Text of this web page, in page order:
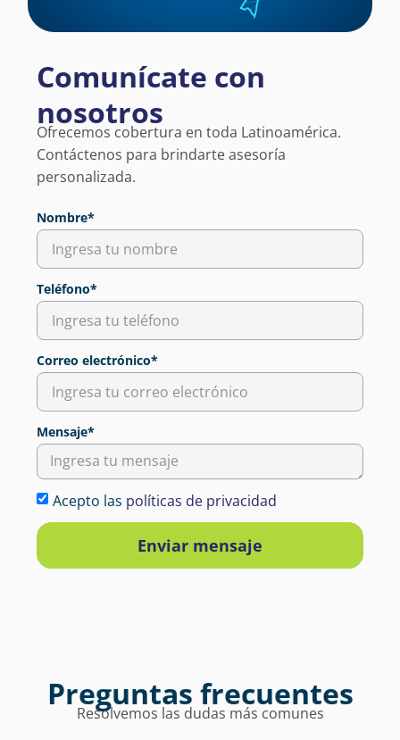
Comunícate con
nosotros
Ofrecemos cobertura en toda Latinoamérica.
Contáctenos para brindarte asesoría
personalizada.
Nombre*
Teléfono*
Correo electrónico*
Mensaje*
Acepto las políticas de privacidad
Enviar mensaje
Preguntas frecuentes
Resolvemos las dudas más comunes